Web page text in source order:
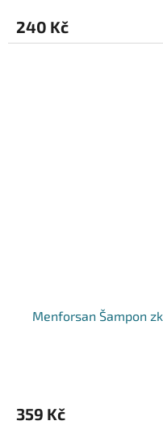
240 Kč
Menforsan Šampon
359 Kč